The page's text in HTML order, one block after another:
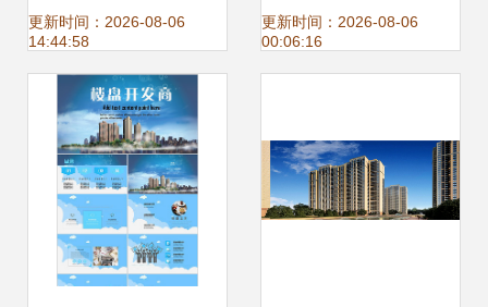
神户型震撼全场，
京城买房人的终极
答案来了
更新时间：2026-08-06
14:44:58
更新时间：2026-08-06
00:06:16